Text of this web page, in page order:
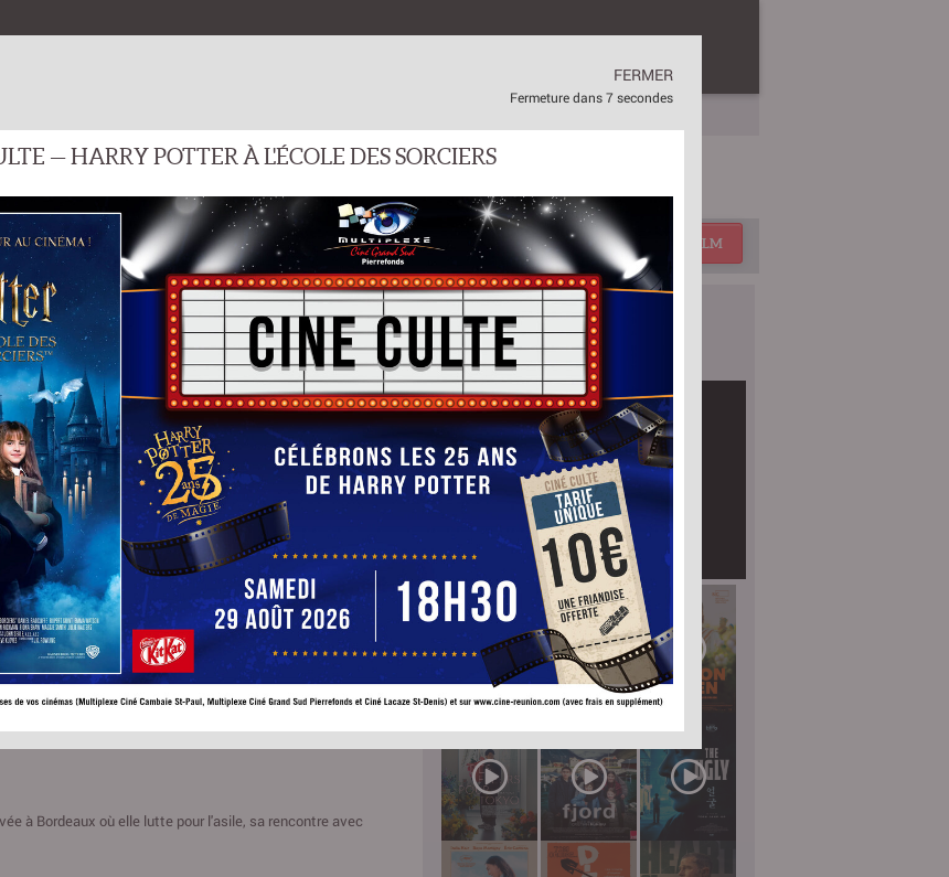
TOUS LES GOÛTS CETTE SEMAINE !
CINÉ GRAND SUD PROGRAMMATION CINÉ LACAZE
Par titre CHERCHER UN FILM
mercredi 24 juin 2026
mercredi 24 juin 2026
Jiji
Alexis Manenti Grégoire Monsaingeon
Zar Amir
Northam
à Bordeaux où elle lutte pour l'asile, sa rencontre avec
BANDES-ANNONCES